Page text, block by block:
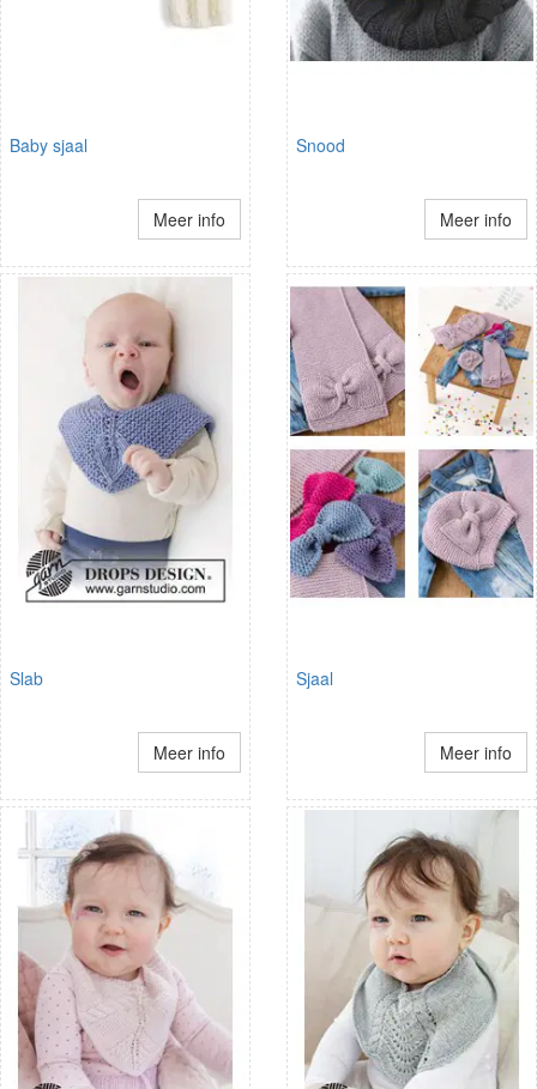
Baby sjaal
Meer info
Snood
Meer info
Slab
Meer info
Sjaal
Meer info